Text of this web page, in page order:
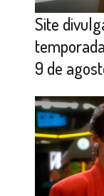
Site
9 de